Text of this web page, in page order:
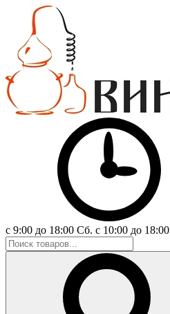
с 9:00 до 18:00 Сб. с 10:00 до 18:00